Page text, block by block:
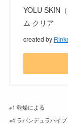
YOLU SKIN
ム クリア
created by
※1 乾燥による
※4 ラバンデュラハイ